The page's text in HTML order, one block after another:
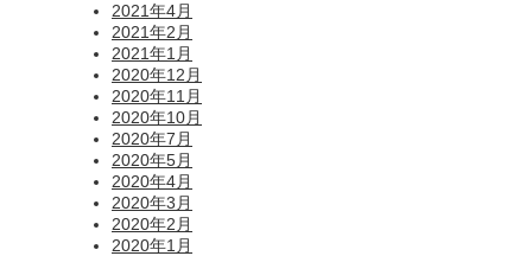
2021年4月
2021年2月
2021年1月
2020年12月
2020年11月
2020年10月
2020年7月
2020年5月
2020年4月
2020年3月
2020年2月
2020年1月